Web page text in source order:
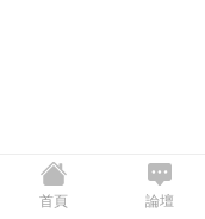
首頁 論壇